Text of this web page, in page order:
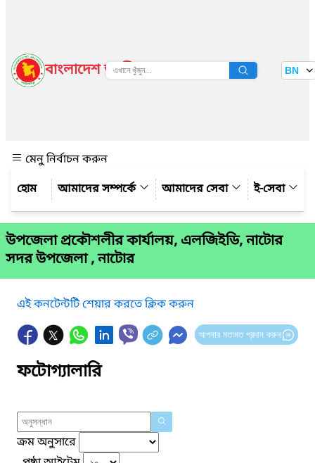
বাংলাদেশ জাতীয় তথ্য বাতায়ন BN
মেনু নির্বাচন করুন
আমাদের সম্পর্কে
আমাদের সেবা ই-সেবা
উপজেলা প্রকৌশলীর কার্যালয়, এলজিইডি, নাটোর
সদর উপজেলা , নাটোর
এই কনটেন্টটি শেয়ার করতে ক্লিক করুন
আপনার মতামত প্রদান করুন
ফটোগ্যালারি
ক্রম অনুসারে